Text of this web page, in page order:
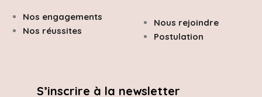
Nous rejoindre
Postulation
Nos engagements
Nos réussites
S’inscrire à la newsletter